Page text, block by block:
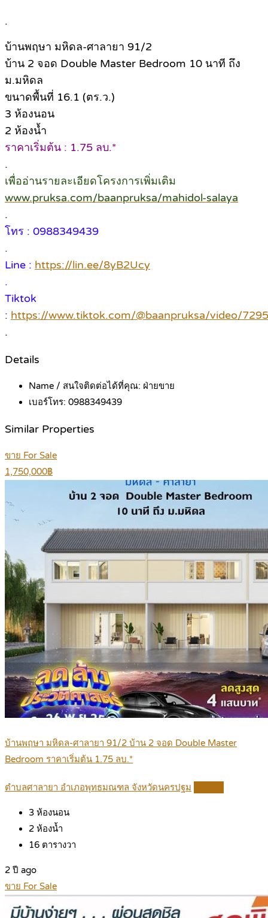
.
บ้านพฤษา มหิดล-ศาลายา 91/2
บ้าน 2 จอด Double Master Bedroom 10 นาที ถึง
ม.มหิดล
ขนาดพื้นที่ 16.1 (ตร.ว.)
3 ห้องนอน
2 ห้องน้ำ
ราคาเริ่มต้น : 1.75 ลบ.*
.
เพื่ออ่านรายละเอียดโครงการเพิ่มเติม
www.pruksa.com/baanpruksa/mahidol-salaya
.
โทร : 0988349439
.
Line : https://lin.ee/8yB2Ucy
.
Tiktok
: https://www.tiktok.com/@baanpruksa/video/
.
Details
Name / สนใจติดต่อได้ที่คุณ: ฝ่ายขาย
เบอร์โทร: 0988349439
Similar Properties
ขาย For Sale
1,750,000฿
บ้านพฤษา มหิดล-ศาลายา 91/2 บ้าน 2 จอด Double Master
Bedroom ราคาเริ่มต้น 1.75 ลบ.*
ตำบลศาลายา อำเภอพุทธมณฑล จังหวัดนครปฐม
3 ห้องนอน
2 ห้องน้ำ
16 ตารางวา
2 ปี ago
ขาย For Sale